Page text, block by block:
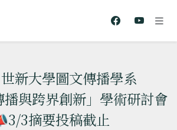
世新大學圖文傳播學系
與跨界創新」學術研討會
3摘要投稿截止